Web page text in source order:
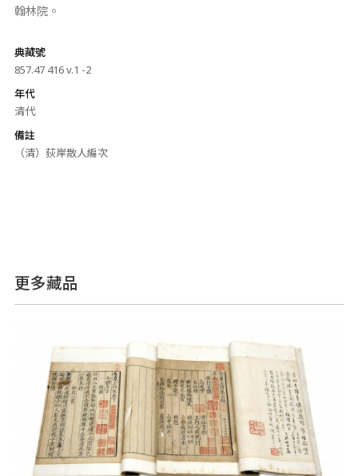
翰林院。
典藏號
857.47 416 v.1 -2
年代
清代
備註
（清）荻岸散人編次
更多藏品